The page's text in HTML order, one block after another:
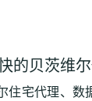
的贝茨维
住宅代理、数